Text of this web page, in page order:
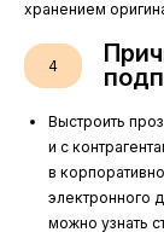
хранением
4
Выстроить
и с
в
электронного
можно узнать